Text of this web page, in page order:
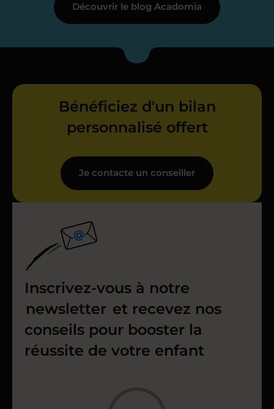
Découvrir le blog Acadomia
Bénéficiez d'un bilan
personnalisé offert
Je contacte un conseiller
Inscrivez-vous à notre
newsletter et recevez nos
conseils pour booster la
réussite de votre enfant